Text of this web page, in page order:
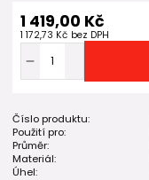
1 419,00 Kč
1 172,73 Kč bez DPH
Číslo produktu:
Použití pro:
Průměr:
Materiál:
Úhel: